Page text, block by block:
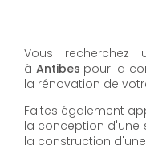
Vous recherchez
à Antibes pour la
la rénovation de
Faites également
la conception d'une
la construction